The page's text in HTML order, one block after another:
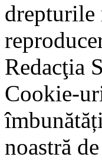
Redacţia
Cookie-
noastră